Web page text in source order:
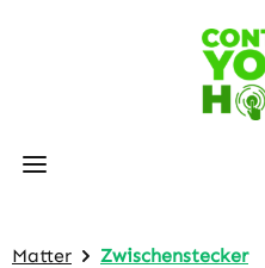
Zum Hauptinhalt springen
Matter Zwischenstecker